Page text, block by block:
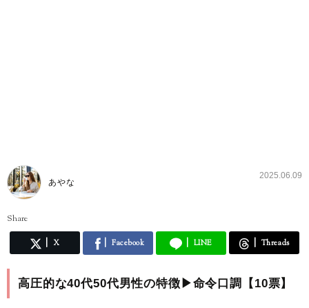
あやな
2025.06.09
Share
X Facebook LINE Threads
高圧的な40代50代男性の特徴▶︎命令口調【10票】